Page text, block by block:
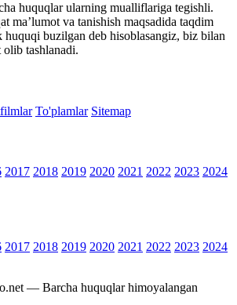
huquqlar ularning mualliflariga tegishli.
ma’lumot va tanishish maqsadida taqdim
buzilgan deb hisoblasangiz, biz bilan
tashlanadi.
To'plamlar Sitemap
2017 2018 2019 2020 2021 2022 2023 2024
2017 2018 2019 2020 2021 2022 2023 2024
— Barcha huquqlar himoyalangan